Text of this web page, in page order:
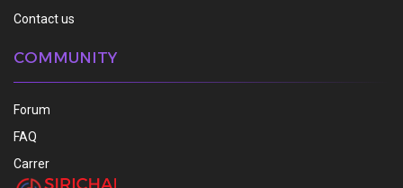
Contact us
COMMUNITY
Forum
FAQ
Carrer